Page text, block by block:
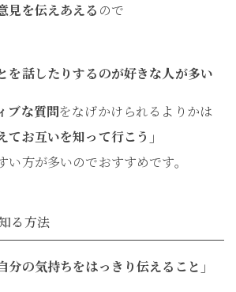
見を伝えあえる ので
を話したりするのが好きな人が多い
ブな質問をなげかけられるよりかは
てお互いを知って行こう」
い方が多いのでおすすめです。
る方法
自分の気持ちをはっきり伝えること」